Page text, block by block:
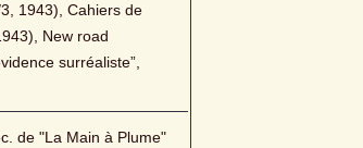
1943), Cahiers de
New road
surréaliste”,
de "La Main à Plume"